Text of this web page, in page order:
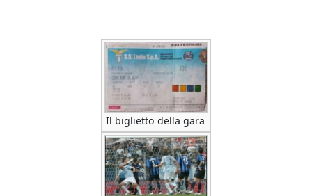
Il biglietto della gara